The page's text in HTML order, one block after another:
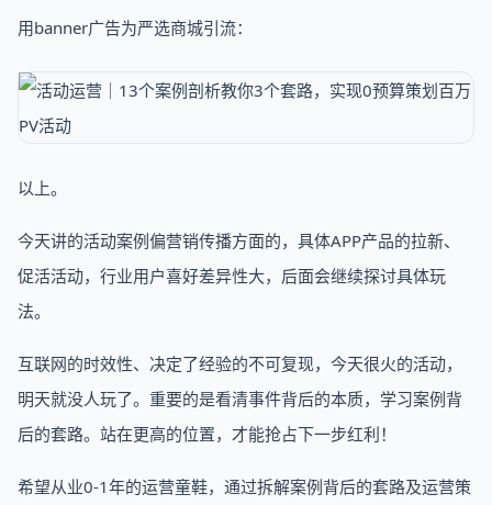
用banner广告为严选商城引流：
以上。
今天讲的活动案例偏营销传播方面的，具体APP产品的拉新、
促活活动，行业用户喜好差异性大，后面会继续探讨具体玩
法。
互联网的时效性、决定了经验的不可复现，今天很火的活动，
明天就没人玩了。重要的是看清事件背后的本质，学习案例背
后的套路。站在更高的位置，才能抢占下一步红利！
希望从业0-1年的运营童鞋，通过拆解案例背后的套路及运营策